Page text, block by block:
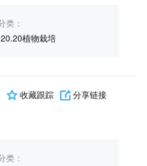
类：
植物栽培
收藏跟踪 分享链接
类：